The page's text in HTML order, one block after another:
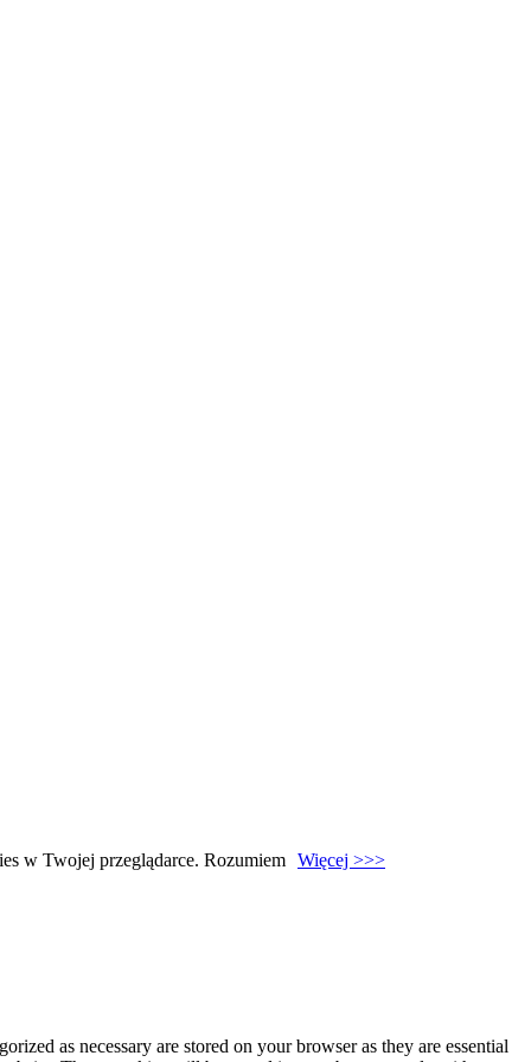
w Twojej przeglądarce. Rozumiem Więcej >>>
as necessary are stored on your browser as they are essential